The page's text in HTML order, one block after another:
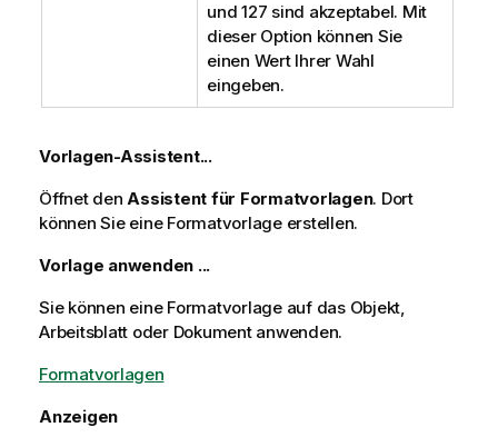
und 127 sind akzeptabel. Mit
dieser Option können Sie
einen Wert Ihrer Wahl
eingeben.
Vorlagen-Assistent...
Öffnet denAssistent für Formatvorlagen. Dort
können Sie eine Formatvorlage erstellen.
Vorlage anwenden ...
Sie können eine Formatvorlage auf das Objekt,
Arbeitsblatt oder Dokument anwenden.
Formatvorlagen
Anzeigen